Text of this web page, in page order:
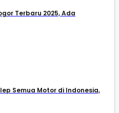
Terbaru 2025, Ada
Semua Motor di Indonesia,